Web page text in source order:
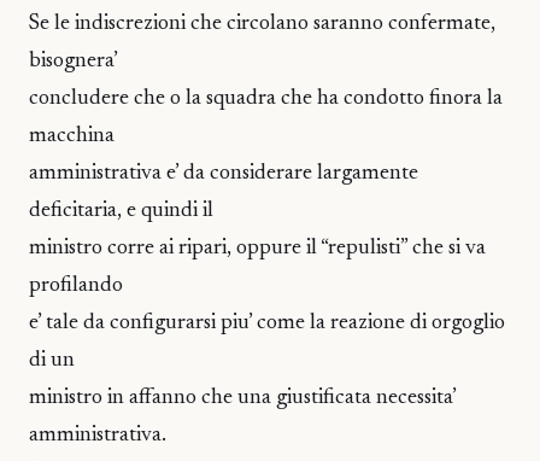
Se le indiscrezioni che circolano saranno confermate,
bisognera’
concludere che o la squadra che ha condotto finora la
macchina
amministrativa e’ da considerare largamente
deficitaria, e quindi il
ministro corre ai ripari, oppure il “repulisti” che si va
profilando
e’ tale da configurarsi piu’ come la reazione di orgoglio
di un
ministro in affanno che una giustificata necessita’
amministrativa.